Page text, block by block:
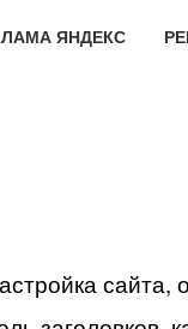
ЯНДЕКС
сайта,